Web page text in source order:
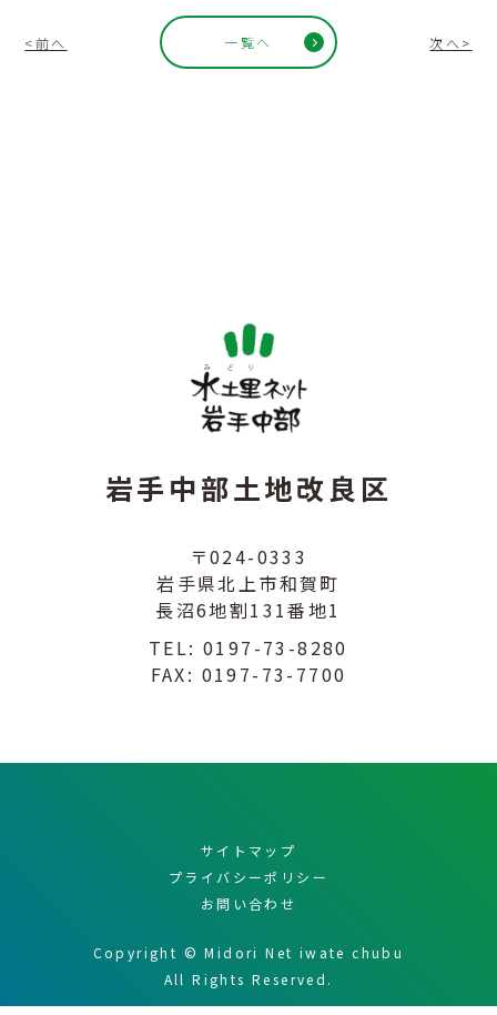
<前へ 一覧へ 次へ>
岩手中部土地改良区
〒024-0333
岩手県北上市和賀町
長沼6地割131番地1
TEL:0197-73-8280
FAX: 0197-73-7700
サイトマップ
プライバシーポリシー
お問い合わせ
Copyright © Midori Net iwate chubu
All Rights Reserved.